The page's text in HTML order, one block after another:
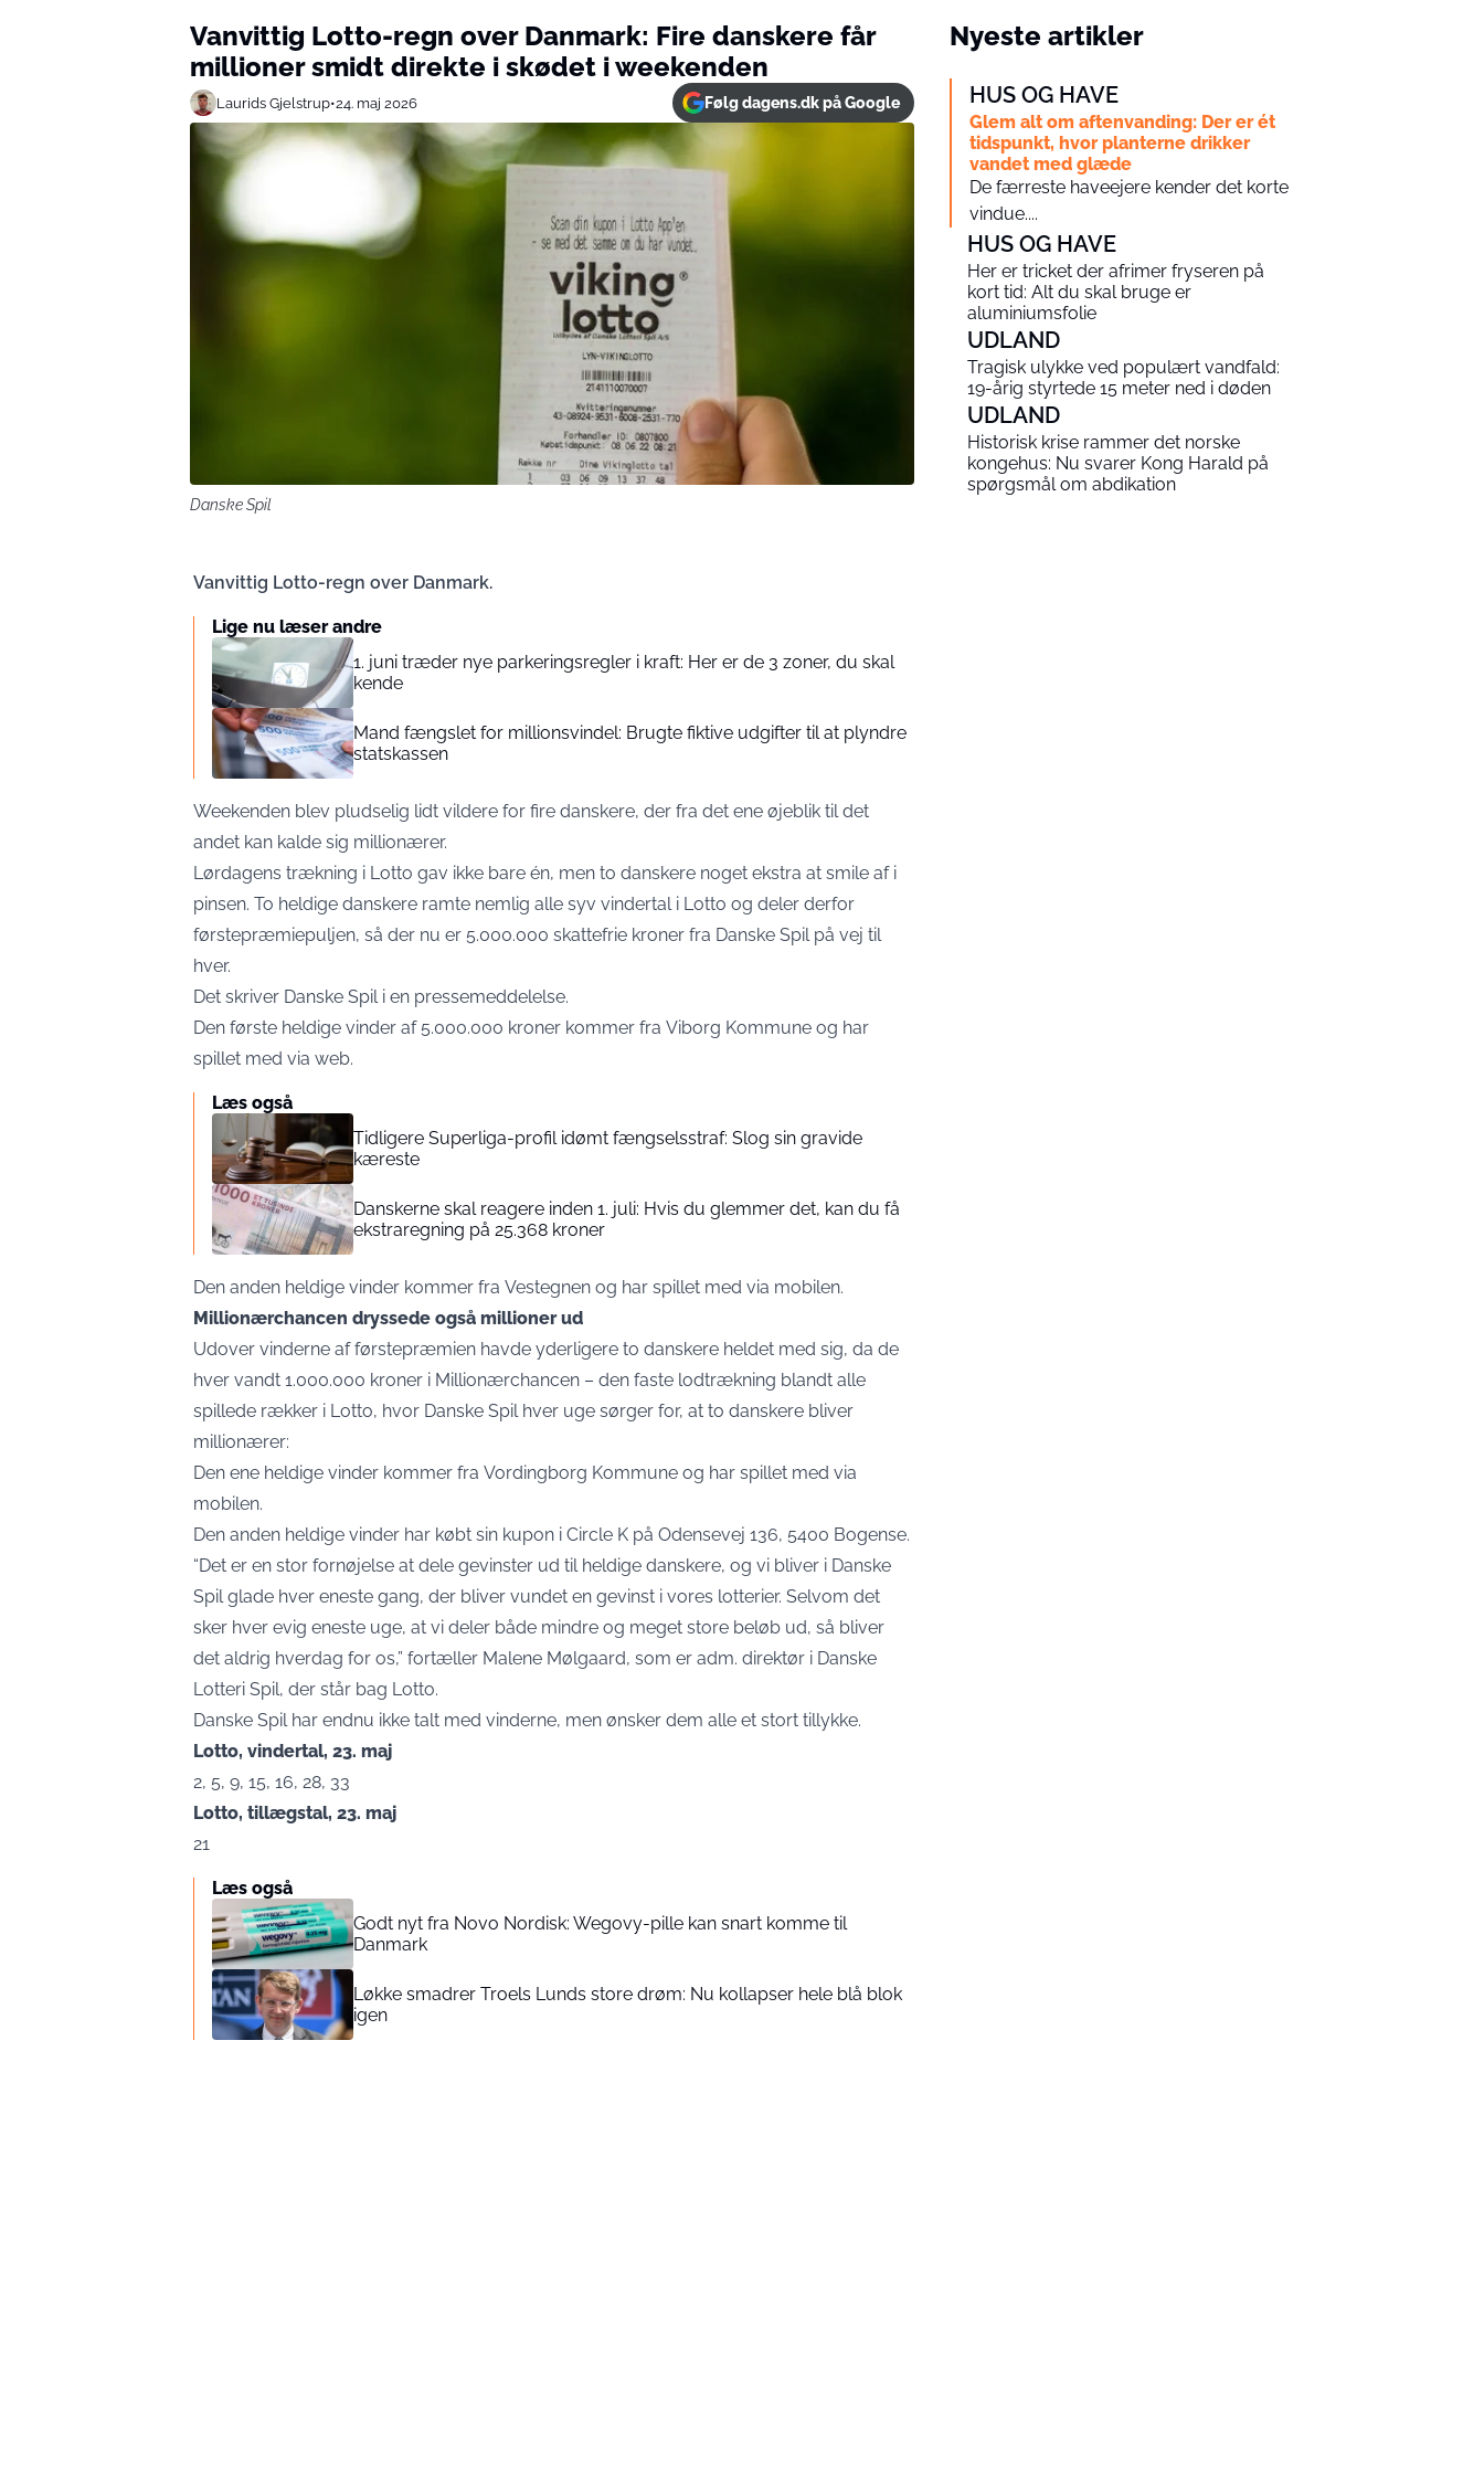
Vanvittig Lotto-regn over Danmark: Fire danskere får
millioner smidt direkte i skødet i weekenden
Laurids Gjelstrup•24. maj 2026 Følg dagens.dk på Google
Danske Spil
Vanvittig Lotto-regn over Danmark.
Lige nu læser andre
1. juni træder nye parkeringsregler i kraft: Her er de 3 zoner, du skal
kende
Mand fængslet for millionsvindel: Brugte fiktive udgifter til at plyndre
statskassen
Weekenden blev pludselig lidt vildere for fire danskere, der fra det ene øjeblik til det
andet kan kalde sig millionærer.
Lørdagens trækning i Lotto gav ikke bare én, men to danskere noget ekstra at smile af i
pinsen. To heldige danskere ramte nemlig alle syv vindertal i Lotto og deler derfor
førstepræmiepuljen, så der nu er 5.000.000 skattefrie kroner fra Danske Spil på vej til
hver.
Det skriver Danske Spil i en pressemeddelelse.
Den første heldige vinder af 5.000.000 kroner kommer fra Viborg Kommune og har
spillet med via web.
Læs også
Tidligere Superliga-profil idømt fængselsstraf: Slog sin gravide
kæreste
Danskerne skal reagere inden 1. juli: Hvis du glemmer det, kan du få
ekstraregning på 25.368 kroner
Den anden heldige vinder kommer fra Vestegnen og har spillet med via mobilen.
Millionærchancen dryssede også millioner ud
Udover vinderne af førstepræmien havde yderligere to danskere heldet med sig, da de
hver vandt 1.000.000 kroner i Millionærchancen – den faste lodtrækning blandt alle
spillede rækker i Lotto, hvor Danske Spil hver uge sørger for, at to danskere bliver
millionærer:
Den ene heldige vinder kommer fra Vordingborg Kommune og har spillet med via
mobilen.
Den anden heldige vinder har købt sin kupon i Circle K på Odensevej 136, 5400 Bogense.
“Det er en stor fornøjelse at dele gevinster ud til heldige danskere, og vi bliver i Danske
Spil glade hver eneste gang, der bliver vundet en gevinst i vores lotterier. Selvom det
sker hver evig eneste uge, at vi deler både mindre og meget store beløb ud, så bliver
det aldrig hverdag for os,” fortæller Malene Mølgaard, som er adm. direktør i Danske
Lotteri Spil, der står bag Lotto.
Danske Spil har endnu ikke talt med vinderne, men ønsker dem alle et stort tillykke.
Lotto, vindertal, 23. maj
2, 5, 9, 15, 16, 28, 33
Lotto, tillægstal, 23. maj
21
Læs også
Godt nyt fra Novo Nordisk: Wegovy-pille kan snart komme til
Danmark
Løkke smadrer Troels Lunds store drøm: Nu kollapser hele blå blok
igen
Nyeste artikler
HUS OG HAVE
Glem alt om aftenvanding: Der er ét
tidspunkt, hvor planterne drikker
vandet med glæde
De færreste haveejere kender det korte
vindue....
HUS OG HAVE
Her er tricket der afrimer fryseren på
kort tid: Alt du skal bruge er
aluminiumsfolie
UDLAND
Tragisk ulykke ved populært vandfald:
19-årig styrtede 15 meter ned i døden
UDLAND
Historisk krise rammer det norske
kongehus: Nu svarer Kong Harald på
spørgsmål om abdikation